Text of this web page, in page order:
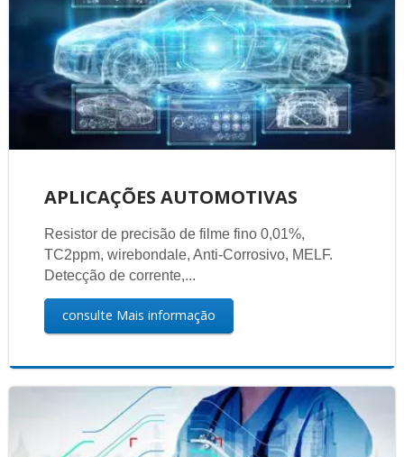
APLICAÇÕES AUTOMOTIVAS
Resistor de precisão de filme fino 0,01%,
TC2ppm, wirebondale, Anti-Corrosivo, MELF.
Detecção de corrente,...
consulte Mais informação